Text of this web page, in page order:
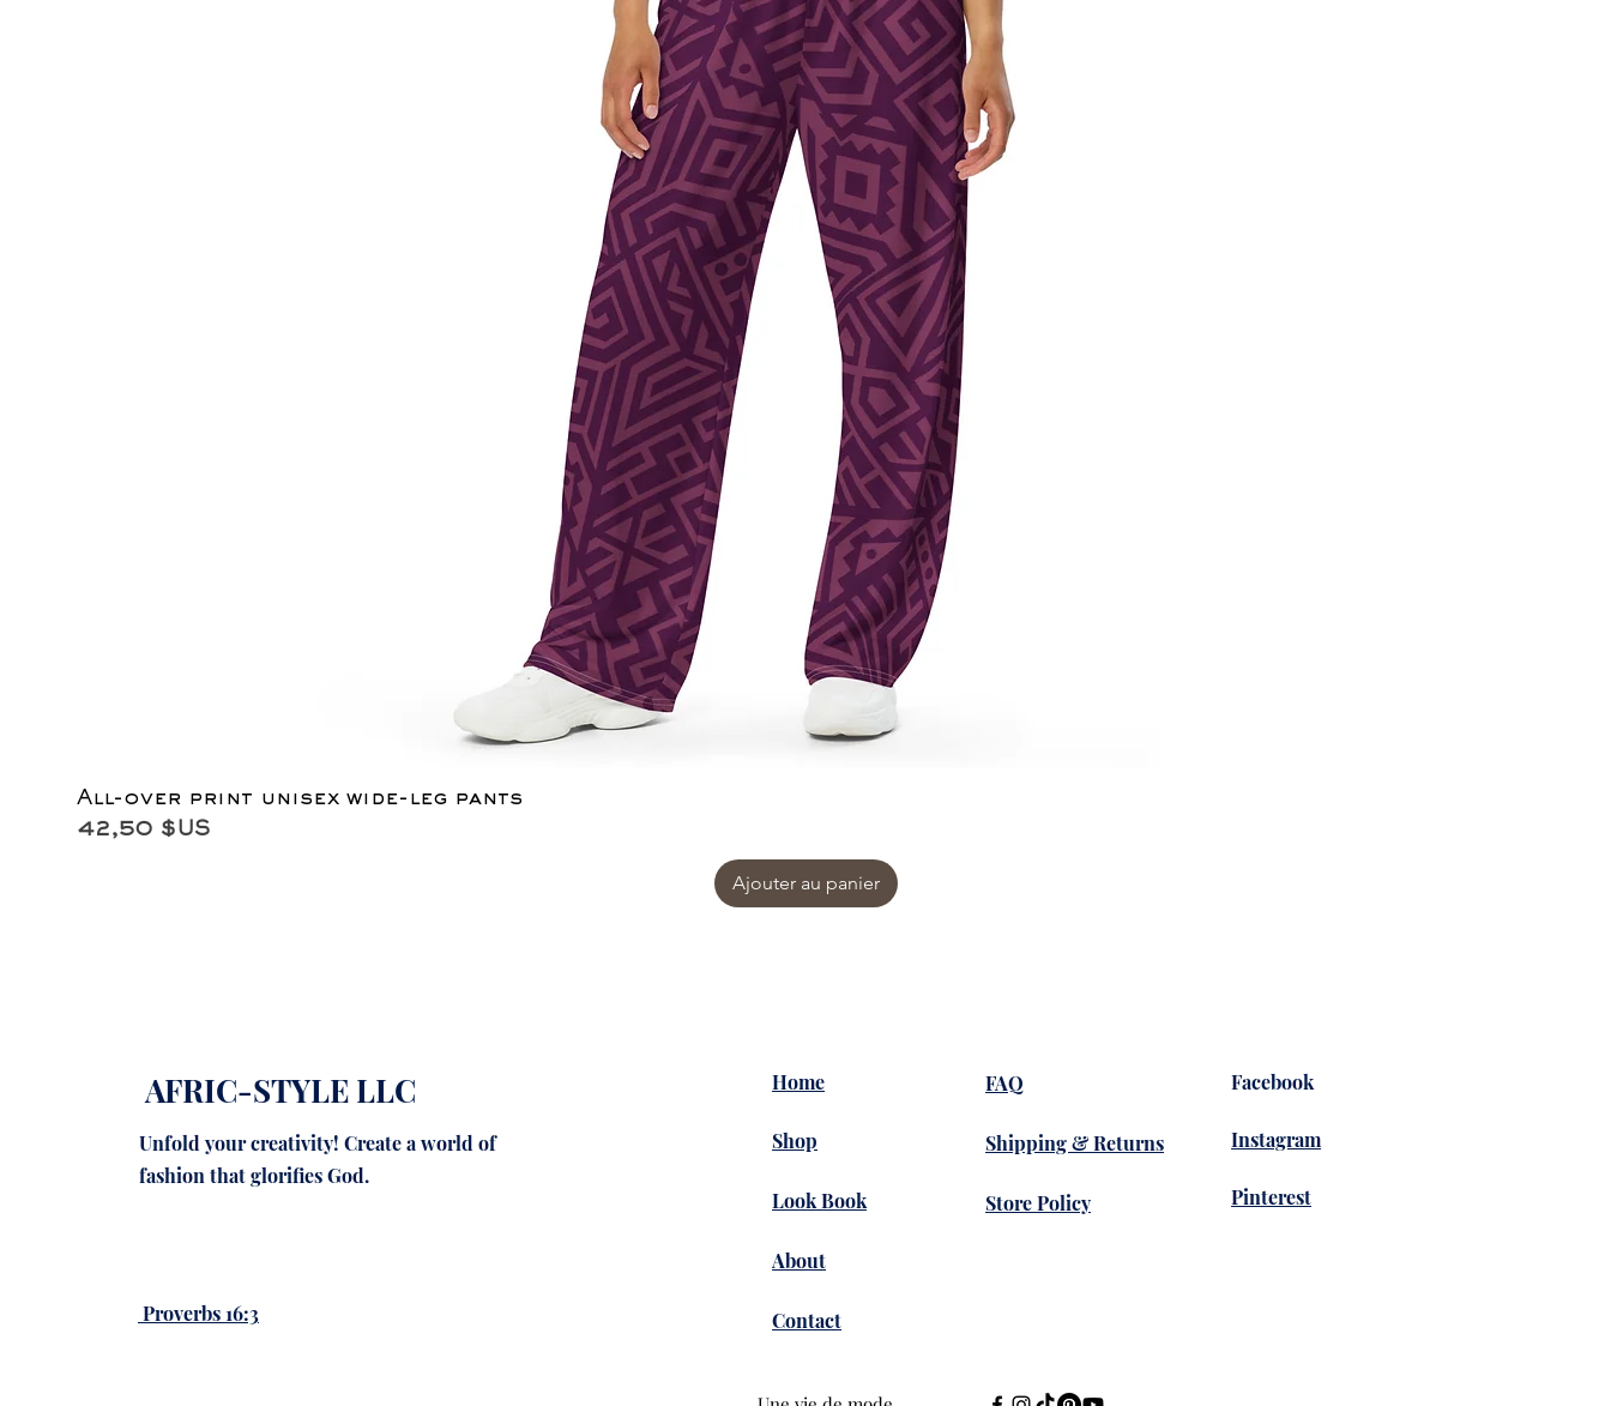
All-over print unisex wide-leg pants
Prix
42,50 $US
Ajouter au panier
AFRIC-STYLE LLC
Unfold your creativity! Create a world of
fashion that glorifies God.
Proverbs 16:3
Home
Shop
Look Book
About
Contact
FAQ
Shipping & Returns
Store Policy
Facebook
Instagram
Pinterest